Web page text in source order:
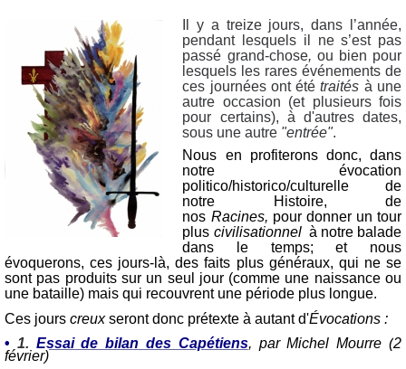
Il y a treize jours, dans l’année,
pendant lesquels il ne s’est pas
passé grand-chose, ou bien pour
lesquels les rares événements de
ces journées ont ététraités à une
autre occasion (et plusieurs fois
pour certains), à d'autres dates,
sous une autre "entrée".
Nous en profiterons donc, dans
notre évocation
politico/historico/culturelle de
notre Histoire, de
nos Racines, pour donner un tour
plus civilisationnel à notre balade
dans le temps; et nous
évoquerons, ces jours-là, des faits plus généraux, qui ne se
sont pas produits sur un seul jour (comme une naissance ou
une bataille) mais qui recouvrent une période plus longue.
Ces jours creuxseront donc prétexte à autant d'Évocations :
• 1. Essai de bilan des Capétiens, par Michel Mourre (2
février)